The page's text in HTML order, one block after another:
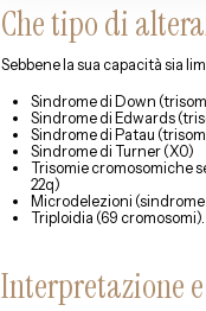
Che tipo di
Sebbene la sua capacità sia
Sindrome di Down
Sindrome di Edwards
Sindrome di Patau
Sindrome di Turner (X0)
Trisomie cromosomiche
22q)
Microdelezioni
Triploidia (69 cromosomi).
Interpretazione